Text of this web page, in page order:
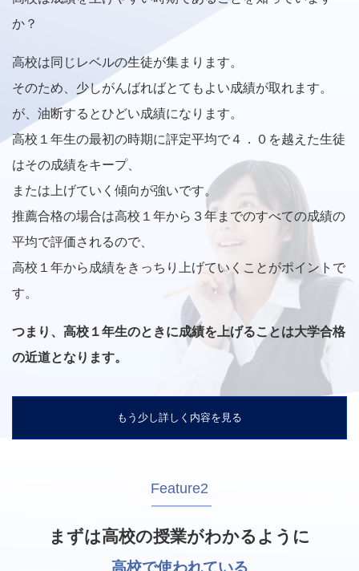
か？
高校は同じレベルの生徒が集まります。
そのため、少しがんばればとてもよい成績が取れます。
が、油断するとひどい成績になります。
高校１年生の最初の時期に評定平均で４．０を越えた生徒
はその成績をキープ、
または上げていく傾向が強いです。
推薦合格の場合は高校１年から３年までのすべての成績の
平均で評価されるので、
高校１年から成績をきっちり上げていくことがポイントで
す。
つまり、高校１年生のときに成績を上げることは大学合格
の近道となります。
もう少し詳しく内容を見る
Feature2
まずは高校の授業がわかるように
高校で使われている